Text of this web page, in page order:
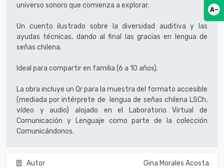
universo sonoro que comienza a explorar.
Un cuento ilustrado sobre la diversidad auditiva y las
ayudas técnicas, dando al final las gracias en lengua de
señas chilena.
Ideal para compartir en familia (6 a 10 años).
La obra incluye un Qr para la muestra del formato accesible
(mediada por intérprete de lengua de señas chilena LSCh,
vídeo y audio) alojado en el Laboratorio Virtual de
Comunicación y Lenguaje como parte de la colección
Comunicándonos.
Autor Gina Morales Acosta